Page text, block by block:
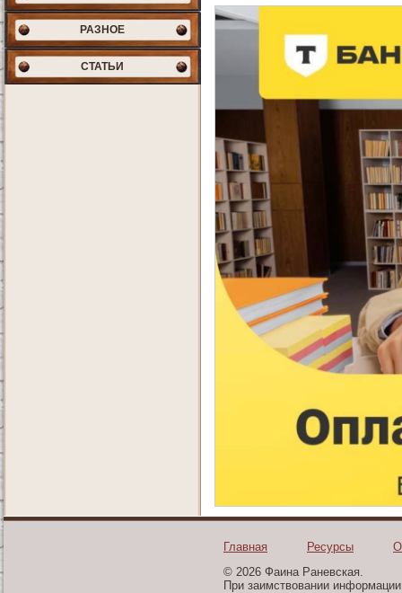
РАЗНОЕ
СТАТЬИ
Главная Ресурсы
© 2026 Фаина Раневская.
При заимствовании